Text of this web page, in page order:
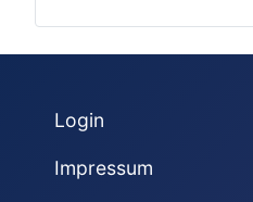
Login
Impressum